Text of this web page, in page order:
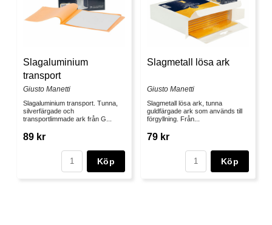
Slagaluminium
transport
Giusto Manetti
Slagaluminium transport. Tunna,
silverfärgade och
transportlimmade ark från G...
89 kr
Köp
Slagmetall lösa ark
Giusto Manetti
Slagmetall lösa ark, tunna
guldfärgade ark som används till
förgyllning. Från...
79 kr
Köp